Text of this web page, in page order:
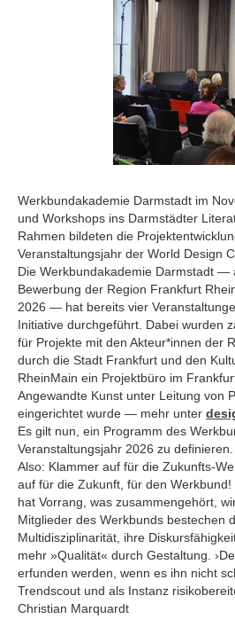
Werkbundakademie Darmstadt im
und Workshops ins Darmstädter
Rahmen bildeten die
Veranstaltungsjahr der World Design
Die Werkbundakademie Darmstadt —
Bewerbung der Region Frankfurt
2026 — hat bereits vier
Initiative durchgeführt. Dabei wurden
für Projekte mit den Akteur*innen der
durch die Stadt Frankfurt und den
RheinMain ein­ Projektbüro im
Angewandte Kunst unter Leitung von
eingerichtet wurde — mehr unter
Es gilt nun, ein Programm des
Veranstaltungsjahr 2026 zu definieren.
Also: Klammer auf für die Zukunfts-
auf für die Zukunft, für den Werkbund!
hat Vor­rang, was zusammengehört,
Mitglieder des Werkbunds bestechen
Multidisziplinarität, ihre
mehr »Quali­tät« durch Gestaltung.
erfunden werden, wenn es ihn nicht
Trendscout und als Instanz
Christian Marquardt